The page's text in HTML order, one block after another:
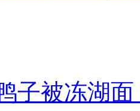
子被冻湖